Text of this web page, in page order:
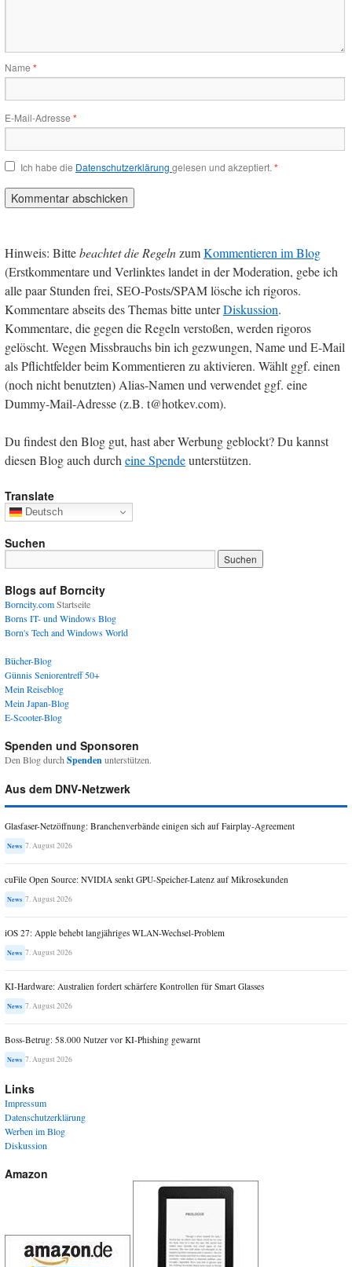
Name *
E-Mail-Adresse *
Ich habe die Datenschutzerklärung gelesen und akzeptiert. *
Hinweis: Bittebeachtet die RegelnzumKommentieren im Blog
(Erstkommentare und Verlinktes landet in der Moderation, gebe ich
alle paar Stunden frei, SEO-Posts/SPAM lösche ich rigoros.
Kommentare abseits des Themas bitte unterDiskussion.
Kommentare, die gegen die Regeln verstoßen, werden rigoros
gelöscht. Wegen Missbrauchs bin ich gezwungen, Name und E-Mail
als Pflichtfelder beim Kommentieren zu aktivieren. Wählt ggf. einen
(noch nicht benutzten) Alias-Namen und verwendet ggf. eine
Dummy-Mail-Adresse (z.B. t@hotkev.com).
Du findest den Blog gut, hast aber Werbung geblockt? Du kannst
diesen Blog auch durcheine Spendeunterstützen.
Translate
Deutsch
Suchen
Blogs auf Borncity
Borncity.comStartseite
Borns IT- und Windows Blog
Born's Tech and Windows World
Bücher-Blog
Günnis Seniorentreff 50+
Mein Reiseblog
Mein Japan-Blog
E-Scooter-Blog
Spenden und Sponsoren
Den Blog durchSpendenunterstützen.
Aus dem DNV-Netzwerk
Glasfaser-Netzöffnung: Branchenverbände einigen sich auf Fairplay-Agreement
News 7. August 2026
cuFile Open Source: NVIDIA senkt GPU-Speicher-Latenz auf Mikrosekunden
News 7. August 2026
iOS 27: Apple behebt langjähriges WLAN-Wechsel-Problem
News 7. August 2026
KI-Hardware: Australien fordert schärfere Kontrollen für Smart Glasses
News 7. August 2026
Boss-Betrug: 58.000 Nutzer vor KI-Phishing gewarnt
News 7. August 2026
Links
Impressum
Datenschutzerklärung
Werben im Blog
Diskussion
Amazon